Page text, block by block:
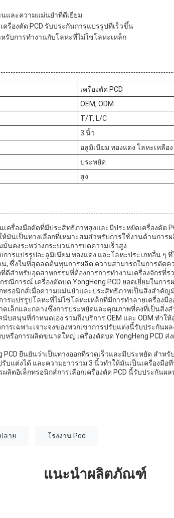
นและความแม่นยําที่ดีเยี่ยม
รื่องตัด PCD รับประกันการแปรรูปที่เร็วขึ้น
หรับการทํางานกับโลหะที่ไม่ใช่โลหะเหล็ก
เครื่องตัด PCD
OEM, ODM
T/T, L/C
3 นิ้ว
อลูมิเนียม ทองแดง โลหะเหลือง
ประหยัด
สูง
นเครื่องมือตัดที่มีประสิทธิภาพสูงและมีประหยัดเครื่องตัด
มันเป็นทางเลือกที่เหมาะสมสําหรับการใช้งานด้านการ
นคงระหว่างกระบวนการบดความเร็วสูง.
การแปรรูปอะลูมิเนียม ทองแดง และโลหะประเภทอื่น ๆ
, ซึ่งในที่สุดลดต้นทุนการผลิต ความสามารถในการตัดคว
ที่ดีสําหรับอุตสาหกรรมที่ต้องการการทํางานเครื่องจักรที่ร
ณีการณ์ เครื่องตัดบด YongHeng PCD ยอดเยี่ยมในกา
ทรอนิกส์เมื่อความแม่นยําและประสิทธิภาพเป็นสิ่งสําคัญ
รแปรรูปโลหะที่ไม่ใช่โลหะเหล็กที่มีการทําลายเครื่องมื
เล็กและกลางซึ่งการประหยัดและคุณภาพที่คงที่เป็นสิ่ง
บสนุนที่กําหนดเอง รวมถึงบริการ OEM และ ODM ทําใ
ารเฉพาะเจาะจงของพวกเขาการปรับแต่งนี้รับประกัน
หรือการผลิตขนาดใหญ่ เครื่องตัดบด YongHeng PCD
PCD ยืนยันว่าเป็นทางออกที่รวดเร็วและมีประหยัด สําห
รับแต่งได้ และความยาวรวม 3 นิ้วทําให้มันเป็นเครื่องมื
ผลิตอิเล็กทรอนิกส์การเลือกเครื่องตัด PCD นี้รับประกัน
ลาย โรงงาน Pcd
แนะนำผลิตภัณฑ์